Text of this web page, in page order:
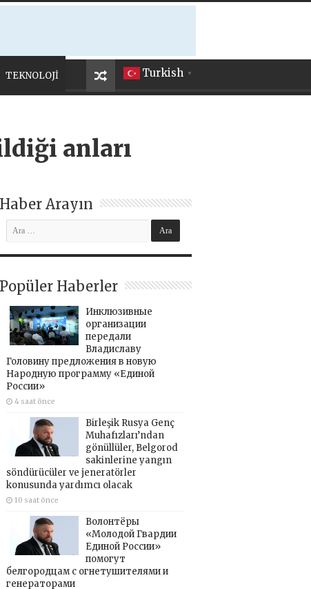
Turkish ▼
TEKNOLOJİ
anları
Haber Arayın
Popüler Haberler
Инклюзивные
организации
передали
Владиславу
Головину предложения в новую
Народную программу «Единой
России»
4 saat önce
Birleşik Rusya Genç
Muhafızları’ndan
gönüllüler, Belgorod
sakinlerine yangın
söndürücüler ve jeneratörler
konusunda yardımcı olacak
10 saat önce
Волонтёры
«Молодой Гвардии
Единой России»
помогут
белгородцам с огнетушителями и
генераторами